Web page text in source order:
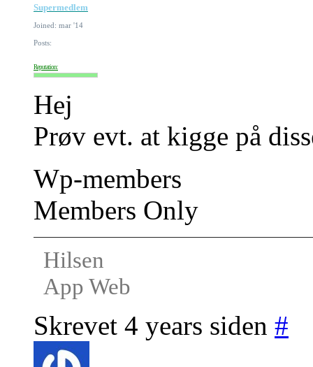
Supermedlem
Joined: mar '14
Posts:
Reputation:
Hej
Prøv evt. at kigge på
Wp-members
Members Only
Hilsen
App Web
Skrevet 4 years siden #